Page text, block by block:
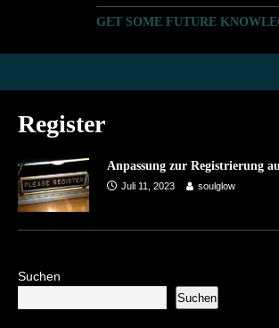
GET SOME FUTURE
Register
Anpassung zur Registrierung
Juli 11, 2023 soulglow
Suchen
Suchen